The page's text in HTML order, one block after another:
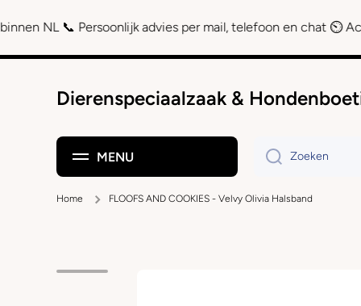
Doorgaan naar artikel
Persoonlijk advies per mail, telefoon en chat ⏲ Achteraf
Dierenspeciaalzaak &
MENU Zoeken
Home FLOOFS AND COOKIES - Velvy Olivia Halsband